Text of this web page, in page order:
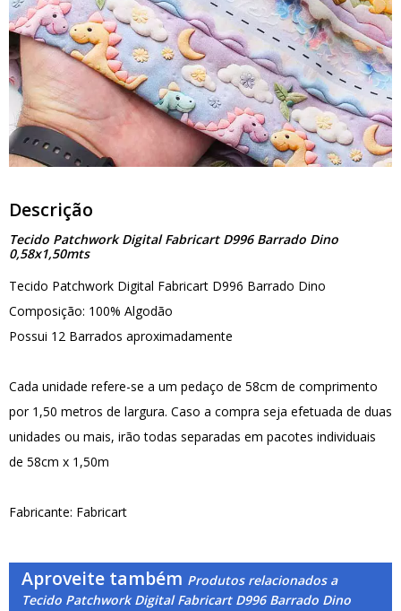
Descrição
Tecido Patchwork Digital Fabricart D996 Barrado Dino
0,58x1,50mts
Tecido Patchwork Digital Fabricart D996 Barrado Dino
Composição: 100% Algodão
Possui 12 Barrados aproximadamente
Cada unidade refere-se a um pedaço de 58cm de comprimento
por 1,50 metros de largura. Caso a compra seja efetuada de duas
unidades ou mais, irão todas separadas em pacotes individuais
de 58cm x 1,50m
Fabricante: Fabricart
Aproveite também Produtos relacionados a
Tecido Patchwork Digital Fabricart D996 Barrado Dino